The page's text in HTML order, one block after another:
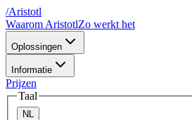
/Aristotl
Waarom AristotlZo werkt het
Oplossingen
Informatie
Prijzen
Taal
NL